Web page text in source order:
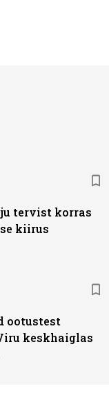
tervist korras
kiirus
ootustest
keskhaiglas